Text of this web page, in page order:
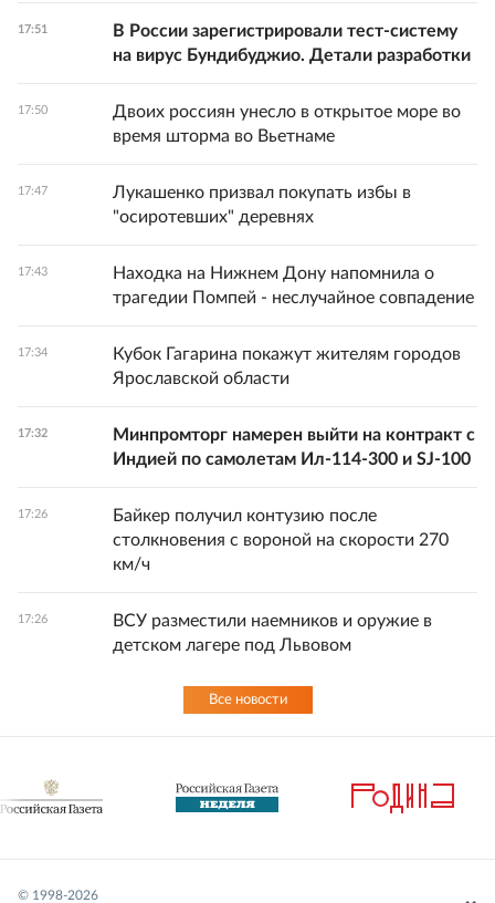
17:51
В России зарегистрировали тест-систему
на вирус Бундибуджио. Детали разработки
17:50
Двоих россиян унесло в открытое море во
время шторма во Вьетнаме
17:47
Лукашенко призвал покупать избы в
"осиротевших" деревнях
17:43
Находка на Нижнем Дону напомнила о
трагедии Помпей - неслучайное совпадение
17:34
Кубок Гагарина покажут жителям городов
Ярославской области
17:32
Минпромторг намерен выйти на контракт с
Индией по самолетам Ил-114-300 и SJ-100
17:26
Байкер получил контузию после
столкновения с вороной на скорости 270
км/ч
17:26
ВСУ разместили наемников и оружие в
детском лагере под Львовом
Все новости
© 1998-2026